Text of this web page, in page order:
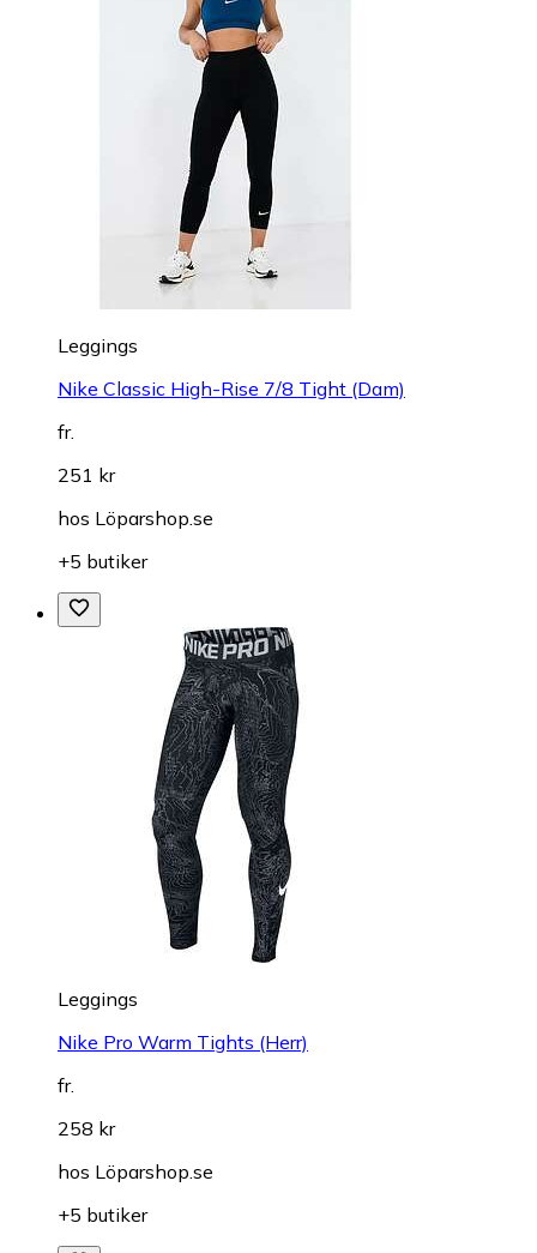
Leggings
Nike Classic High-Rise 7/8 Tight (Dam)
fr.
251 kr
hos Löparshop.se
+5 butiker
Leggings
Nike Pro Warm Tights (Herr)
fr.
258 kr
hos Löparshop.se
+5 butiker